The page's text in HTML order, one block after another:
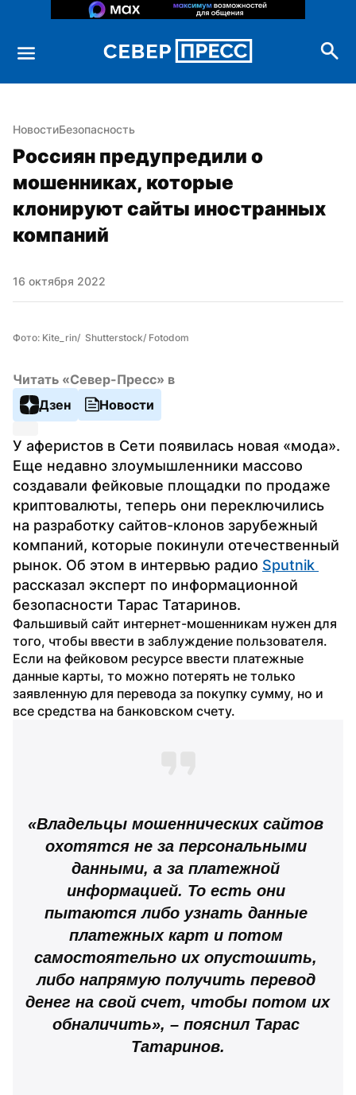
НовостиБезопасность
Россиян предупредили о
мошенниках, которые
клонируют сайты иностранных
компаний
16 октября 2022
Фото: Kite_rin/  Shutterstock/ Fotodom
Читать «Север-Пресс» в
Дзен
Новости
У аферистов в Сети появилась новая «мода».
Еще недавно злоумышленники массово
создавали фейковые площадки по продаже
криптовалюты, теперь они переключились
на разработку сайтов-клонов зарубежный
компаний, которые покинули отечественный
рынок. Об этом в интервью радио
рассказал эксперт по информационной
безопасности Тарас Татаринов.
Фальшивый сайт интернет-мошенникам нужен для
того, чтобы ввести в заблуждение пользователя.
Если на фейковом ресурсе ввести платежные
данные карты, то можно потерять не только
заявленную для перевода за покупку сумму, но и
все средства на банковском счету.
«Владельцы мошеннических сайтов
охотятся не за персональными
данными, а за платежной
информацией. То есть они
пытаются либо узнать данные
платежных карт и потом
самостоятельно их опустошить,
либо напрямую получить перевод
денег на свой счет, чтобы потом их
обналичить», – пояснил Тарас
Татаринов.